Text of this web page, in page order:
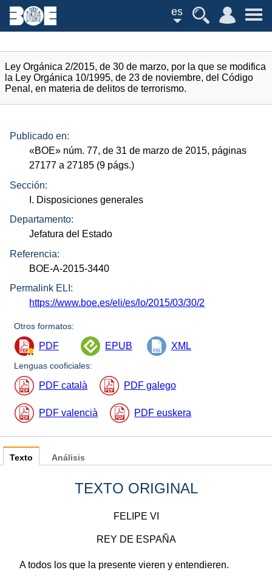
es
Ley Orgánica 2/2015, de 30 de marzo, por la que se modifica
la Ley Orgánica 10/1995, de 23 de noviembre, del Código
Penal, en materia de delitos de terrorismo.
Publicado en:
«BOE» núm. 77, de 31 de marzo de 2015, páginas
27177 a 27185 (9 págs.)
Sección:
I. Disposiciones generales
Departamento:
Jefatura del Estado
Referencia:
BOE-A-2015-3440
Permalink ELI:
https://www.boe.es/eli/es/lo/2015/03/30/2
Otros formatos:
PDF EPUB XML
Lenguas cooficiales:
PDF català PDF galego
PDF valencià PDF euskera
Texto
TEXTO ORIGINAL
FELIPE VI
REY DE ESPAÑA
A todos los que la presente vieren y entendieren.
Análisis